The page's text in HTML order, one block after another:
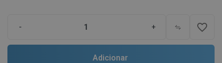
- + favorite_border
Adicionar